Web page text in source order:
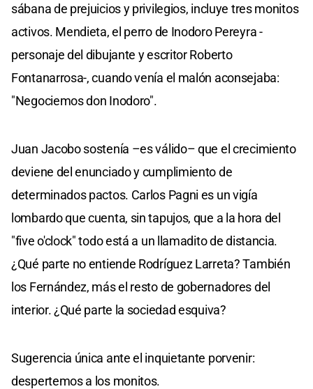
sábana de prejuicios y privilegios, incluye tres monitos
activos. Mendieta, el perro de Inodoro Pereyra -
personaje del dibujante y escritor Roberto
Fontanarrosa-, cuando venía el malón aconsejaba:
"Negociemos don Inodoro".
Juan Jacobo sostenía –es válido– que el crecimiento
deviene del enunciado y cumplimiento de
determinados pactos. Carlos Pagni es un vigía
lombardo que cuenta, sin tapujos, que a la hora del
"five o'clock" todo está a un llamadito de distancia.
¿Qué parte no entiende Rodríguez Larreta? También
los Fernández, más el resto de gobernadores del
interior. ¿Qué parte la sociedad esquiva?
Sugerencia única ante el inquietante porvenir:
despertemos a los monitos.